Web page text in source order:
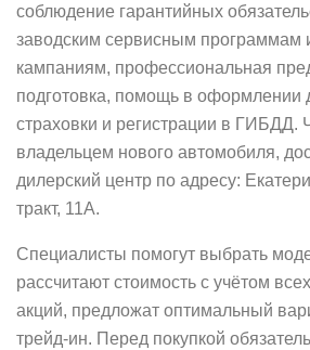
соблюдение гарантийных
заводским сервисным программам
кампаниям, профессиональная
подготовка, помощь в оформлении
страховки и регистрации в ГИБДД.
владельцем нового автомобиля,
дилерский центр по адресу:
тракт, 11А.
Специалисты помогут выбрать
рассчитают стоимость с учётом
акций, предложат оптимальный
трейд‑ин. Перед покупкой